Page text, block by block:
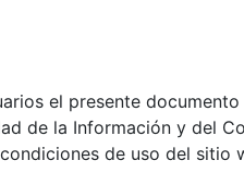
el presente
de la Información y del
de uso del sitio